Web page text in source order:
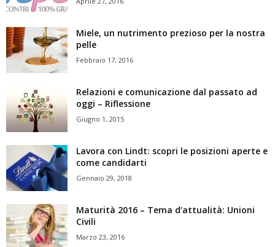
Miele, un nutrimento prezioso per la nostra
pelle
Febbraio 17, 2016
Relazioni e comunicazione dal passato ad
oggi – Riflessione
Giugno 1, 2015
Lavora con Lindt: scopri le posizioni aperte e
come candidarti
Gennaio 29, 2018
Maturità 2016 – Tema d’attualità: Unioni
Civili
Marzo 23, 2016